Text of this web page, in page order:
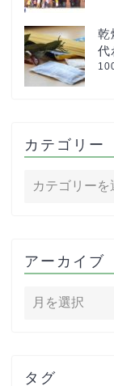
乾
代
カテゴリー
アーカイブ
タグ